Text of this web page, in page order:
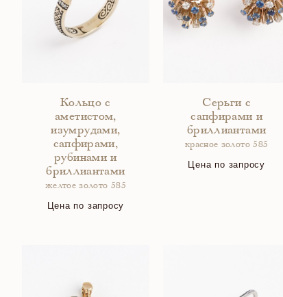
Кольцо с
аметистом,
изумрудами,
сапфирами,
рубинами и
бриллиантами
желтое золото 585
Цена по запросу
Серьги с
сапфирами и
бриллиантами
красное золото 585
Цена по запросу